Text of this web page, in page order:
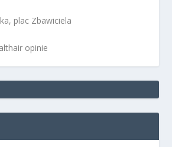
plac Zbawiciela
opinie